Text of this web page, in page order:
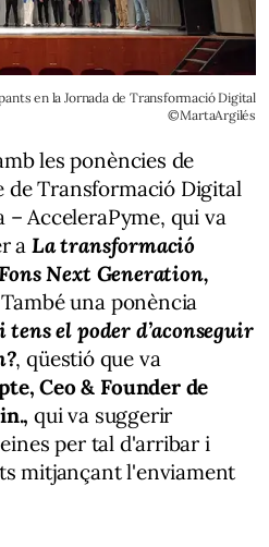
en la Jornada de Transformació Digital
©MartaArgilés
les ponències de
de Transformació Digital
– AcceleraPyme, qui va
aLa transformació
Next Generation,
una ponència
tens el poder d’aconseguir
, qüestió que va
Ceo & Founder de
qui va suggerir
per tal d'arribar i
mitjançant l'enviament